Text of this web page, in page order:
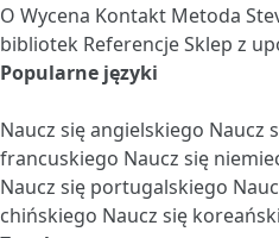
O Wycena Kontakt Metoda
bibliotek ReferencjeSklep z
Popularne języki
Naucz się angielskiego Naucz
francuskiego Naucz się
Naucz się portugalskiego
chińskiego Naucz się